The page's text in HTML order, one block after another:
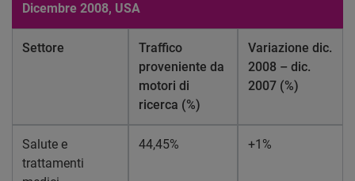
Dicembre 2008, USA
Settore
Traffico
proveniente da
motori di
ricerca (%)
Variazione dic.
2008 – dic.
2007 (%)
Salute e
trattamenti
44,45% +1%